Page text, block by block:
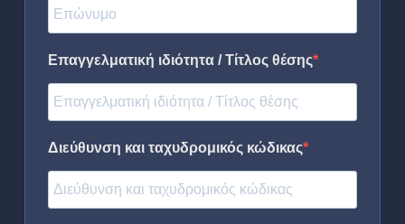
Επαγγελματική ιδιότητα / Τίτλος θέσης
Διεύθυνση και ταχυδρομικός κώδικας